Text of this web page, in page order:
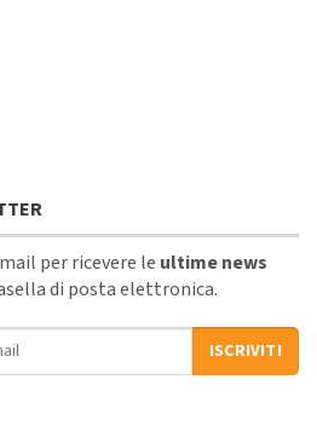
per ricevere le ultime news
di posta elettronica.
ISCRIVITI